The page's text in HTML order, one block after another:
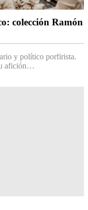
colección Ramón
y político porfirista.
afición…